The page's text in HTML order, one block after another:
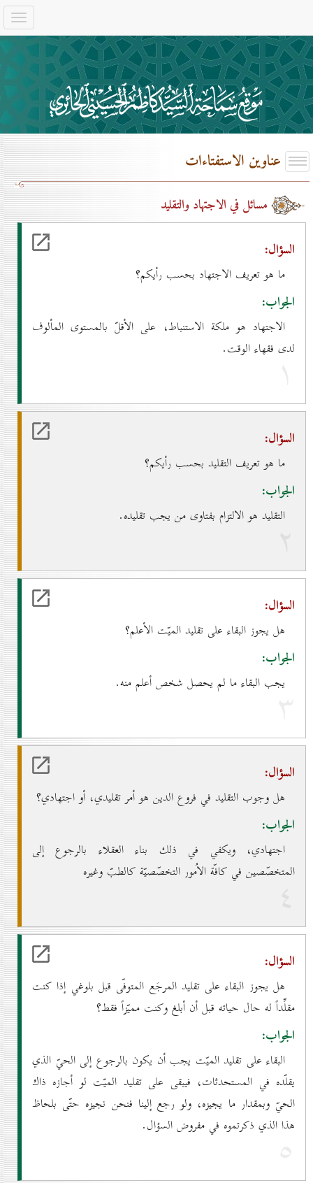
عناوين الاستفتاءات
مسائل في الاجتهاد والتقليد
السؤال:
ما هو تعريف الاجتهاد بحسب رأيكم؟
الجواب:
الاجتهاد هو ملكة الاستنباط، على الأقلّ بالمستوى المألوف
لدى فقهاء الوقت.
۱
السؤال:
ما هو تعريف التقليد بحسب رأيكم؟
الجواب:
التقليد هو الالتزام بفتاوى من يجب تقليده.
۲
السؤال:
هل يجوز البقاء على تقليد الميّت الأعلم؟
الجواب:
يجب البقاء ما لم يحصل شخص أعلم منه.
۳
السؤال:
هل وجوب التقليد في فروع الدين هو أمر تقليدي، أو اجتهادي؟
الجواب:
اجتهادي، ويكفي في ذلك بناء العقلاء بالرجوع إلى
المتخصّصين في كافّة الاُمور التخصّصيّة كالطبّ وغيره
٤
السؤال:
هل يجوز البقاء على تقليد المرجَع المتوفّى قبل بلوغي إذا كنت
مقلِّداً له حال حياته قبل أن أبلغ وكنت مميّزاً فقط؟
الجواب:
البقاء على تقليد الميّت يجب أن يكون بالرجوع إلى الحيّ الذي
يقلّده في المستحدثات، فيبقى على تقليد الميّت لو أجازه ذاك
الحيّ وبمقدار ما يجيزه، ولو رجع إلينا فنحن نجيزه حتّى بلحاظ
هذا الذي ذكرتموه في مفروض السؤال.
٥